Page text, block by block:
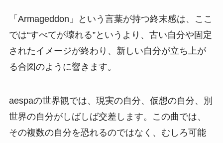
「Armageddon」という言葉が持つ終末感は、ここ
では“すべてが壊れる”というより、古い自分や固定
されたイメージが終わり、新しい自分が立ち上が
る合図のように響きます。
aespaの世界観では、現実の自分、仮想の自分、別
世界の自分がしばしば交差します。この曲では、
その複数の自分を恐れるのではなく、むしろ可能